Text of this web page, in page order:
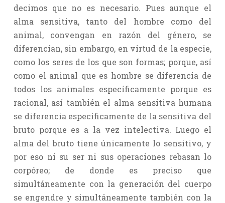
decimos que no es necesario. Pues aunque el
alma sensitiva, tanto del hombre como del
animal, convengan en razón del género, se
diferencian, sin embargo, en virtud de la especie,
como los seres de los que son formas; porque, así
como el animal que es hombre se diferencia de
todos los animales específicamente porque es
racional, así también el alma sensitiva humana
se diferencia específicamente de la sensitiva del
bruto porque es a la vez intelectiva. Luego el
alma del bruto tiene únicamente lo sensitivo, y
por eso ni su ser ni sus operaciones rebasan lo
corpóreo; de donde es preciso que
simultáneamente con la generación del cuerpo
se engendre y simultáneamente también con la